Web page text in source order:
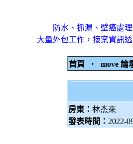
防水、抓漏、壁癌處
大量外包工作，接案資訊
首頁 ‧ move 論
房東： 林杰來
發表時間： 2022-